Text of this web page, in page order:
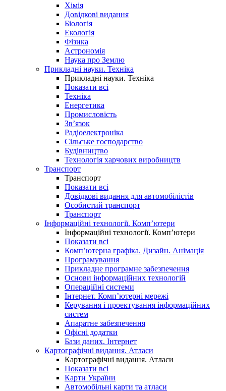
Хімія
Довідкові видання
Біологія
Екологія
Фізика
Астрономія
Наука про Землю
Прикладні науки. Техніка
Прикладні науки. Техніка
Показати всі
Техніка
Енергетика
Промисловість
Зв’язок
Радіоелектроніка
Сільське господарство
Будівництво
Технологія харчових виробництв
Транспорт
Транспорт
Показати всі
Довідкові видання для автомобілістів
Особистий транспорт
Транспорт
Інформаційні технології. Комп’ютери
Інформаційні технології. Комп’ютери
Показати всі
Комп’ютерна графіка. Дизайн. Анімація
Програмування
Прикладне програмне забезпечення
Основи інформаційних технологій
Операційні системи
Інтернет. Комп’ютерні мережі
Керування і проектування інформаційних
систем
Апаратне забезпечення
Офісні додатки
Бази даних. Інтернет
Картографічні видання. Атласи
Картографічні видання. Атласи
Показати всі
Карти України
Автомобільні карти та атласи